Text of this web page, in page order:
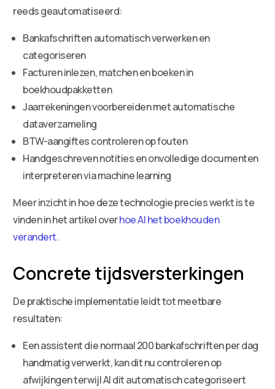
reeds geautomatiseerd:
Bankafschriften automatisch verwerken en
categoriseren
Facturen inlezen, matchen en boeken in
boekhoudpakketten
Jaarrekeningen voorbereiden met automatische
dataverzameling
BTW-aangiftes controleren op fouten
Handgeschreven notities en onvolledige documenten
interpreteren via machine learning
Meer inzicht in hoe deze technologie precies werkt is te
vinden in het artikel overhoe AI het boekhouden
verandert.
Concrete tijdsversterkingen
De praktische implementatie leidt tot meetbare
resultaten:
Een assistent die normaal 200 bankafschriften per dag
handmatig verwerkt, kan dit nu controleren op
afwijkingen terwijl AI dit automatisch categoriseert